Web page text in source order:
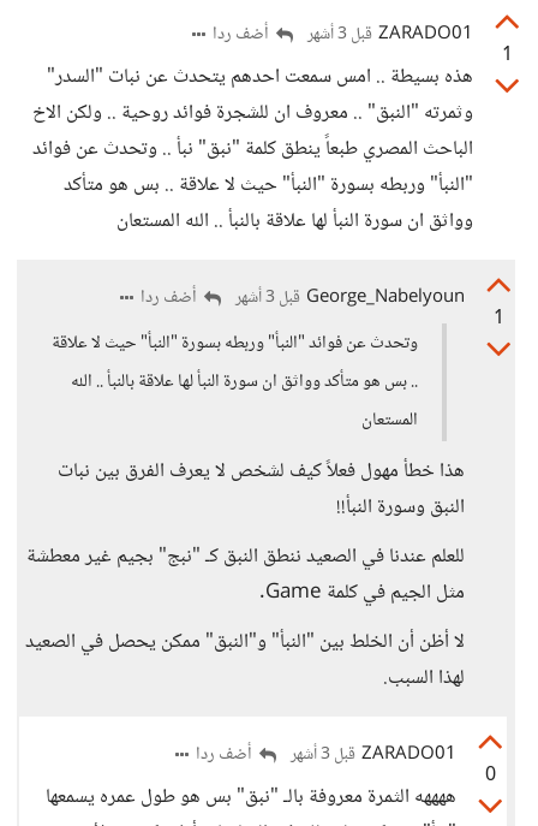
1
ZARADO01 قبل 3 أشهر أضف ردا
هذه بسيطة .. امس سمعت احدهم يتحدث عن نبات "السدر"
وثمرته "النبق" .. معروف ان للشجرة فوائد روحية .. ولكن الاخ
الباحث المصري طبعاً ينطق كلمة "نبق" نبأ .. وتحدث عن فوائد
"النبأ" وربطه بسورة "النبأ" حيث لا علاقة .. بس هو متأكد
وواثق ان سورة النبأ لها علاقة بالنبأ .. الله المستعان
1
George_Nabelyoun قبل 3 أشهر
أضف ردا
وتحدث عن فوائد "النبأ" وربطه بسورة "النبأ" حيث لا علاقة
.. بس هو متأكد وواثق ان سورة النبأ لها علاقة بالنبأ .. الله
المستعان
هذا خطأ مهول فعلاً كيف لشخص لا يعرف الفرق بين نبات
النبق وسورة النبأ!!
للعلم عندنا في الصعيد ننطق النبق كـ "نبج" بجيم غير معطشة
مثل الجيم في كلمة Game.
لا أظن أن الخلط بين "النبأ" و"النبق" ممكن يحصل في الصعيد
لهذا السبب.
0
ZARADO01 قبل 3 أشهر أضف ردا
ههههه الثمرة معروفة بالـ "نبق" بس هو طول عمره يسمعها